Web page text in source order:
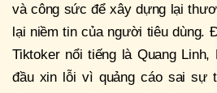
và công sức để xây dựng lại
lại niềm tin của người tiêu dùng.
Tiktoker nổi tiếng là Quang
đầu xin lỗi vì quảng cáo sai sự